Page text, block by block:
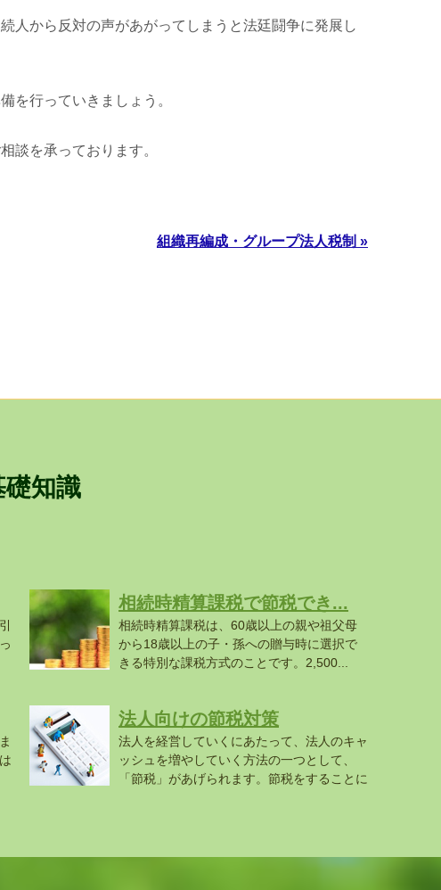
人から反対の声があがってしまうと法廷闘争に発展し
を行っていきましょう。
談を承っております。
組織再編成・グループ法人税制 »
知識
相続時精算課税で節税でき...
相続時精算課税は、60歳以上の親や祖父母
から18歳以上の子・孫への贈与時に選択で
きる特別な課税方式のことです。2,500...
法人向けの節税対策
法人を経営していくにあたって、法人のキャ
ッシュを増やしていく方法の一つとして、
「節税」があげられます。節税をすることに